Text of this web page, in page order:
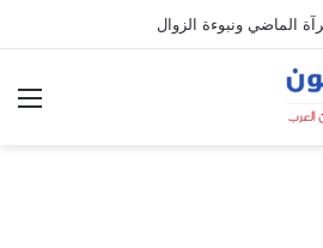
الماضي ونبوءة الزوال